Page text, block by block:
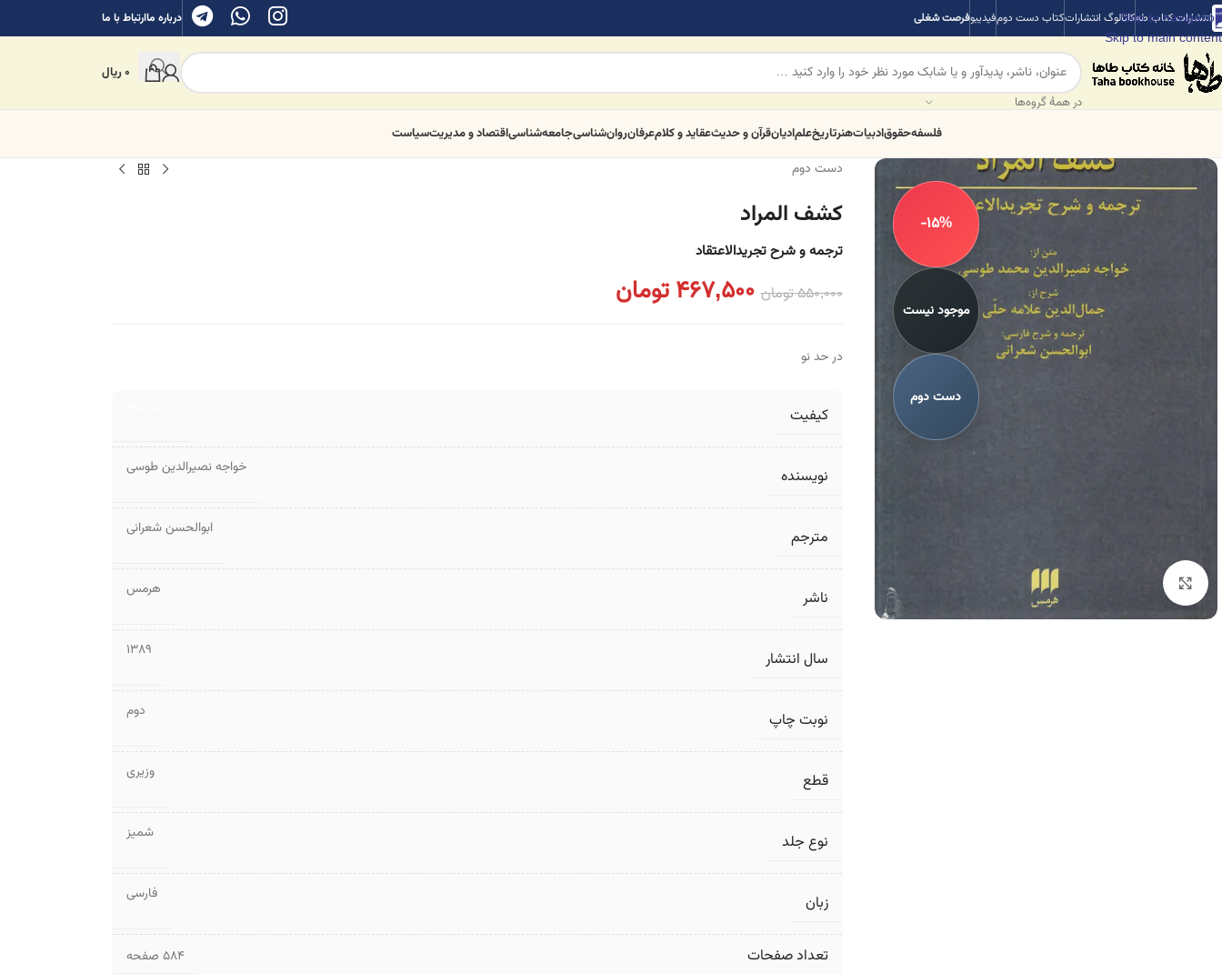
Skip to navigation
Skip to main content
انتشارات کتاب طهکاتالوگ انتشاراتکتاب دست دومفیدیبوفرصت شغلی درباره ماارتباط با ما
در همهٔ گروه‌ها
0ریال
فلسفهحقوقادبیاتهنرتاریخعلمادیانقرآن و حدیثعقاید و کلامعرفانروان‌شناسیجامعه‌شناسیاقتصاد و مدیریتسیاست
-15%
موجود نیست
دست دوم
برای بزرگنمایی کلیک کنید
دست دوم
کشف المراد
ترجمه و شرح تجریدالاعتقاد
550,000تومان 467,500 تومان
در حد نو
کیفیت
نویسنده خواجه نصیرالدین طوسی
مترجم ابوالحسن شعرانی
ناشر هرمس
سال انتشار 1389
نوبت چاپ دوم
قطع وزیری
نوع جلد شمیز
زبان فارسی
تعداد صفحات ۵۸۴ صفحه